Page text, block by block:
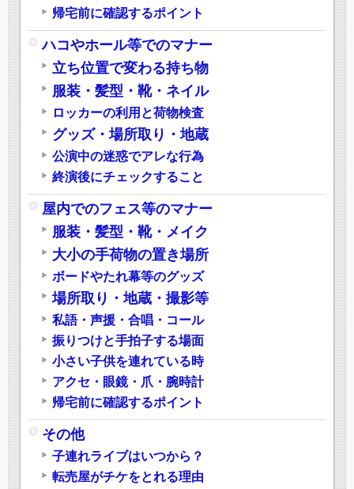
帰宅前に確認するポイント
ハコやホール等でのマナー
立ち位置で変わる持ち物
服装・髪型・靴・ネイル
ロッカーの利用と荷物検査
グッズ・場所取り・地蔵
公演中の迷惑でアレな行為
終演後にチェックすること
屋内でのフェス等のマナー
服装・髪型・靴・メイク
大小の手荷物の置き場所
ボードやたれ幕等のグッズ
場所取り・地蔵・撮影等
私語・声援・合唱・コール
振りつけと手拍子する場面
小さい子供を連れている時
アクセ・眼鏡・爪・腕時計
帰宅前に確認するポイント
その他
子連れライブはいつから？
転売屋がチケをとれる理由